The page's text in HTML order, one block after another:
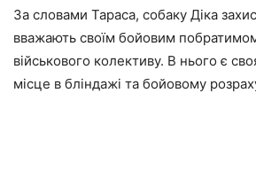
За словами Тараса, собаку Діка
вважають своїм бойовим
військового колективу. В нього є
місце в бліндажі та бойовому